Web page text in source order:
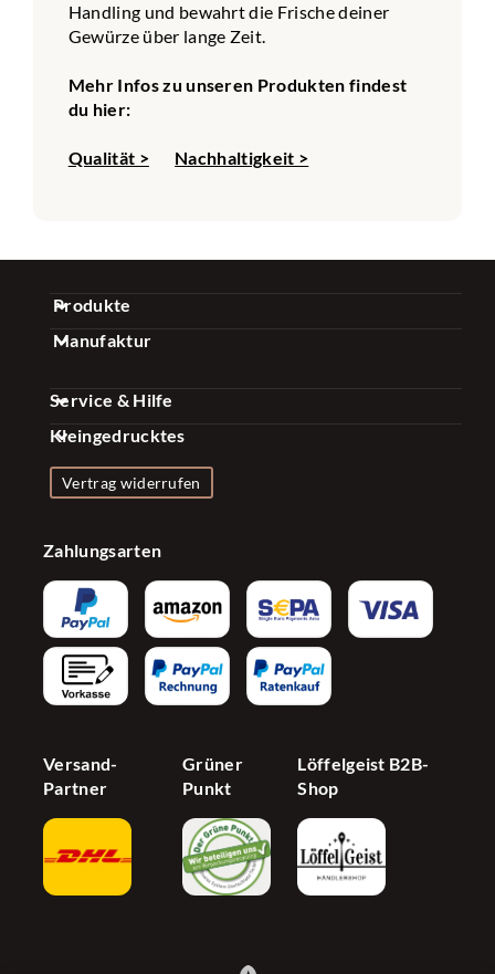
Handling und bewahrt die Frische deiner
Gewürze über lange Zeit.
Mehr Infos zu unseren Produkten findest
du hier:
Qualität > Nachhaltigkeit >
Produkte
Gewürz Sets
Kaffee Sets
Essig & Öl Sets
Zubehör
Manufaktur
Über uns
Qualität
Presse
Partnerprogramm
Service & Hilfe
FAQ
Kontakt
Bonusprogramm
Newsletter
Jetzt Händer werden
Kleingedrucktes
Impressum
Widerrufsrecht
AGB
Barrierefreiheit
Cookie Einstellungen
Vertrag widerrufen
Zahlungsarten
Versand-
Partner
Grüner
Punkt
Löffelgeist B2B-
Shop